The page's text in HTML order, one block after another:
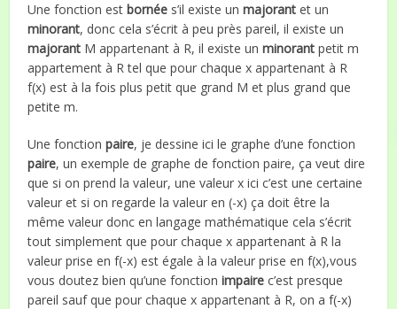
Une fonction estbornée s’il existe unmajorant et un
minorant, donc cela s’écrit à peu près pareil, il existe un
majorant M appartenant à R, il existe unminorant petit m
appartement à R tel que pour chaque x appartenant à R
f(x) est à la fois plus petit que grand M et plus grand que
petite m.
Une fonctionpaire, je dessine ici le graphe d’une fonction
paire, un exemple de graphe de fonction paire, ça veut dire
que si on prend la valeur, une valeur x ici c’est une certaine
valeur et si on regarde la valeur en (-x) ça doit être la
même valeur donc en langage mathématique cela s’écrit
tout simplement que pour chaque x appartenant à R la
valeur prise en f(-x) est égale à la valeur prise en f(x),vous
vous doutez bien qu’une fonctionimpaire c’est presque
pareil sauf que pour chaque x appartenant à R, on a f(-x)